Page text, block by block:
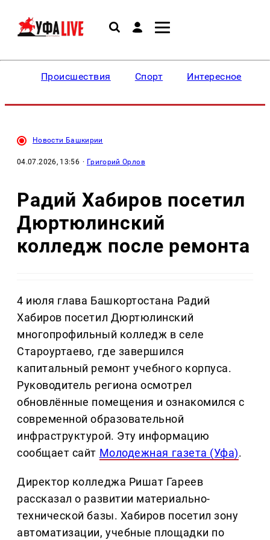
Происшествия Спорт Интересное
Новости Башкирии
04.07.2026, 13:56 · Григорий Орлов
Радий Хабиров посетил
Дюртюлинский
колледж после ремонта
4 июля глава Башкортостана Радий
Хабиров посетил Дюртюлинский
многопрофильный колледж в селе
Староуртаево, где завершился
капитальный ремонт учебного корпуса.
Руководитель региона осмотрел
обновлённые помещения и ознакомился с
современной образовательной
инфраструктурой. Эту информацию
сообщает сайт Молодежная газета (Уфа).
Директор колледжа Ришат Гареев
рассказал о развитии материально-
технической базы. Хабиров посетил зону
автоматизации, учебные площадки по